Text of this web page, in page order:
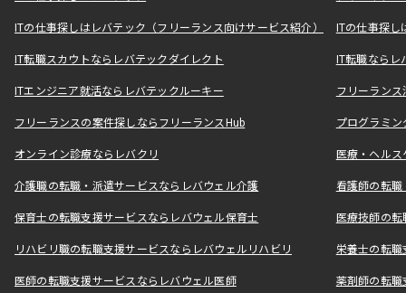
ITの仕事探しはレバテック（フリーランス向けサービス紹介） ITの仕事探
IT転職スカウトならレバテックダイレクト IT転職なら
ITエンジニア就活ならレバテックルーキー フリーラン
フリーランスの案件探しならフリーランスHub プログラミ
オンライン診療ならレバクリ 医療・ヘル
介護職の転職・派遣サービスならレバウェル介護 看護師の転
保育士の転職支援サービスならレバウェル保育士 医療技師の
リハビリ職の転職支援サービスならレバウェルリハビリ 栄養士の転
医師の転職支援サービスならレバウェル医師 薬剤師の転